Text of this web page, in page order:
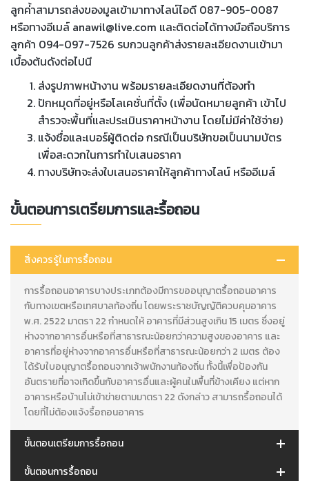
ลูกค่้าสามารถส่งของมูลเข้ามาทางไลน์ไอดี 087-905-0087
หรือทางอีเมล์ anawil@live.com และติดต่อได้ทางมือถือบริการ
ลูกค้า 094-097-7526 รบกวนลูกค้าส่งรายละเอียดงานเข้ามา
เบื้องต้นดังต่อไปนี
ส่งรูปภาพหน้างาน พร้อมรายละเอียดงานที่ต้องทำ
ปักหมุดที่อยู่หรือโลเคชั่นที่ตั้ง (เพื่อนัดหมายลูกค้า เข้าไป
สำรวจะพื้นที่และประเมินราคาหน้างาน โดยไม่มีค่าใช้จ่าย)
แจ้งชื่อและเบอร์ผู้ติดต่อ กรณีเป็นบริษัทขอเป็นนามบัตร
เพื่อสะดวกในการทำใบเสนอราคา
ทางบริษัทจะส่งใบเสนอราคาให้ลูกค้าทางไลน์ หรืออีเมล์
ขั้นตอนการเตรียมการและรื้อถอน
สิ่งควรรู้ในการรื้อถอน
การรื้อถอนอาคารบางประเภทต้องมีการขออนุญาตรื้อถอนอาคาร
กับทางเขตหรือเทศบาลท้องถิ่น โดยพระราชบัญญัติควบคุมอาคาร
พ.ศ. 2522 มาตรา 22 กำหนดให้ อาคารที่มีส่วนสูงเกิน 15 เมตร ซึ่งอยู่
ห่างจากอาคารอื่นหรือที่สาธารณะน้อยกว่าความสูงของอาคาร และ
อาคารที่อยู่ห่างจากอาคารอื่นหรือที่สาธารณะน้อยกว่า 2 เมตร ต้อง
ได้รับใบอนุญาตรื้อถอนจากเจ้าพนักงานท้องถิ่น ทั้งนี้เพื่อป้องกัน
อันตรายที่อาจเกิดขึ้นกับอาคารอื่นและผู้คนในพื้นที่ข้างเคียง แต่หาก
อาคารหรือบ้านไม่เข้าข่ายตามมาตรา 22 ดังกล่าว สามารถรื้อถอนได้
โดยที่ไม่ต้องแจ้งรื้อถอนอาคาร
ขั้นตอนเตรียมการรื้อถอน
ขั้นตอนการรื้อถอน